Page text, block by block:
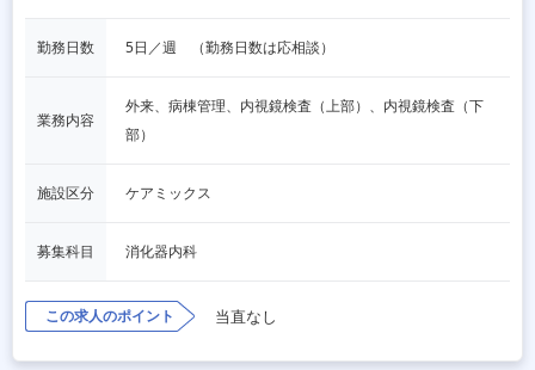
勤務日数 5日／週　（勤務日数は応相談）
業務内容
外来、病棟管理、内視鏡検査（上部）、内視鏡検査（下
部）
施設区分 ケアミックス
募集科目 消化器内科
この求人のポイント 当直なし